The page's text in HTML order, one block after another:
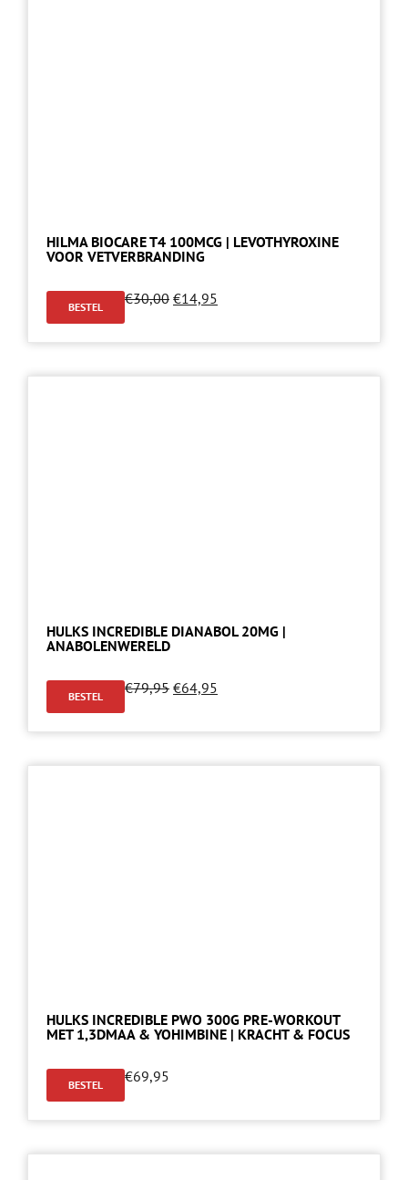
HILMA BIOCARE T4 100MCG | LEVOTHYROXINE
VOOR VETVERBRANDING
BESTEL €30,00 €14,95
HULKS INCREDIBLE DIANABOL 20MG |
ANABOLENWERELD
BESTEL €79,95 €64,95
HULKS INCREDIBLE PWO 300G PRE-WORKOUT
MET 1,3DMAA & YOHIMBINE | KRACHT & FOCUS
BESTEL €69,95